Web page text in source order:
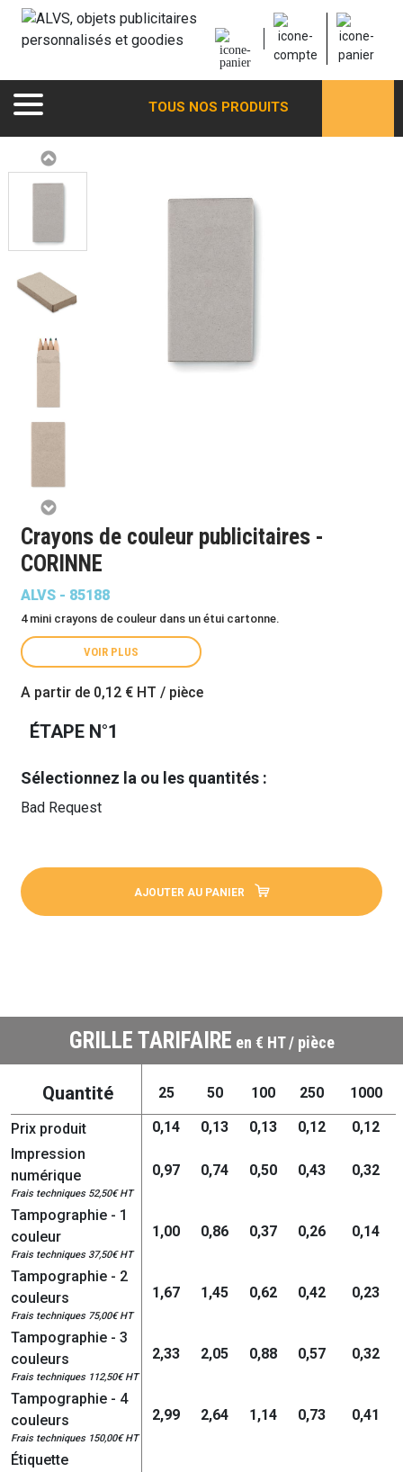
TOUS NOS PRODUITS
Crayons de couleur publicitaires -
CORINNE
ALVS - 85188
4 mini crayons de couleur dans un étui cartonne.
VOIR PLUS
A partir de 0,12 € HT / pièce
ÉTAPE N°1
Sélectionnez la ou les quantités :
Bad Request
AJOUTER AU PANIER
GRILLE TARIFAIRE en € HT / pièce
Quantité 25 50 100 250 1000
Prix produit 0,14 0,13 0,13 0,12
0,12
Impression
numérique
Frais techniques 52,50€ HT
0,97 0,74 0,50 0,43 0,32
Tampographie - 1
couleur
Frais techniques 37,50€ HT
1,00 0,86 0,37 0,26 0,14
Tampographie - 2
couleurs
Frais techniques 75,00€ HT
1,67 1,45 0,62 0,42 0,23
Tampographie - 3
couleurs
Frais techniques 112,50€ HT
2,33 2,05 0,88 0,57 0,32
Tampographie - 4
couleurs
Frais techniques 150,00€ HT
2,99 2,64 1,14 0,73 0,41
Étiquette